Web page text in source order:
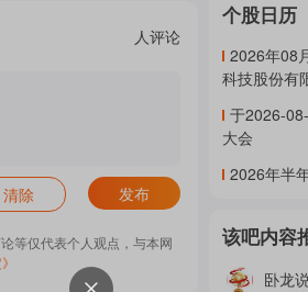
热
概
人评论
清除 发布
等仅代表个人观点，与本网
个股日历
2026年08
科技股份有
于2026-
大会
2026年半
该吧内容
卧龙